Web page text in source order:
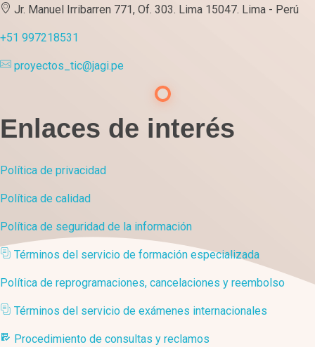
Jr. Manuel Irribarren 771, Of. 303. Lima 15047. Lima - Perú
+51 997218531
proyectos_tic@jagi.pe
Enlaces de interés
Política de privacidad
Política de calidad
Política de seguridad de la información
Términos del servicio de formación especializada
Política de reprogramaciones, cancelaciones y reembolso
Términos del servicio de exámenes internacionales
Procedimiento de consultas y reclamos